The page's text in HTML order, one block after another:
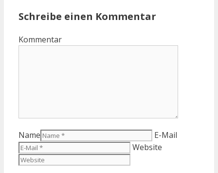
Schreibe einen Kommentar
Kommentar
Name
E-Mail
Website